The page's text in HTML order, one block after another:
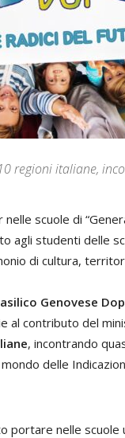
regioni italiane,
scuole di
agli studenti delle
di cultura,
Genovese Dop
al contributo del
, incontrando
delle
portare nelle scuole